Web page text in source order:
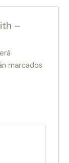
–
marcados